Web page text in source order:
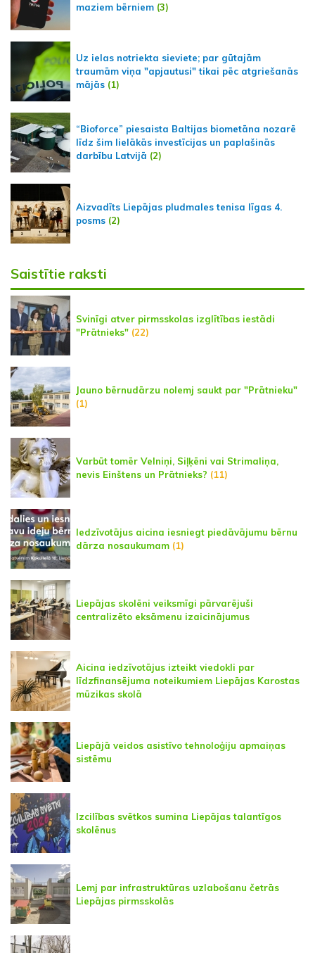
maziem bērniem (3)
Uz ielas notriekta sieviete; par gūtajām
traumām viņa "apjautusi" tikai pēc atgriešanās
mājās (1)
“Bioforce” piesaista Baltijas biometāna nozarē
līdz šim lielākās investīcijas un paplašinās
darbību Latvijā (2)
Aizvadīts Liepājas pludmales tenisa līgas 4.
posms (2)
Saistītie raksti
Svinīgi atver pirmsskolas izglītības iestādi
"Prātnieks" (22)
Jauno bērnudārzu nolemj saukt par "Prātnieku"
(1)
Varbūt tomēr Velniņi, Siļķēni vai Strimaliņa,
nevis Einštens un Prātnieks? (11)
Iedzīvotājus aicina iesniegt piedāvājumu bērnu
dārza nosaukumam (1)
Liepājas skolēni veiksmīgi pārvarējuši
centralizēto eksāmenu izaicinājumus
Aicina iedzīvotājus izteikt viedokli par
līdzfinansējuma noteikumiem Liepājas Karostas
mūzikas skolā
Liepājā veidos asistīvo tehnoloģiju apmaiņas
sistēmu
Izcilības svētkos sumina Liepājas talantīgos
skolēnus
Lemj par infrastruktūras uzlabošanu četrās
Liepājas pirmsskolās